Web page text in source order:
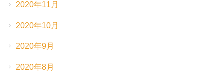
2020年11月
2020年10月
2020年9月
2020年8月